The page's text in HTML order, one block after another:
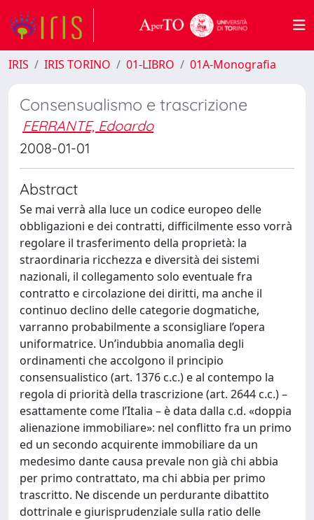
IRIS IRIS TORINO 01-LIBRO 01A-Monografia
Consensualismo e trascrizione
FERRANTE, Edoardo
2008-01-01
Abstract
Se mai verrà alla luce un codice europeo delle
obbligazioni e dei contratti, difficilmente esso vorrà
regolare il trasferimento della proprietà: la
straordinaria ricchezza e diversità dei sistemi
nazionali, il collegamento solo eventuale fra
contratto e circolazione dei diritti, ma anche il
continuo declino delle categorie dogmatiche,
varranno probabilmente a sconsigliare l’opera
uniformatrice. Un’indubbia anomalìa degli
ordinamenti che accolgono il principio
consensualistico (art. 1376 c.c.) e al contempo la
regola di priorità della trascrizione (art. 2644 c.c.) –
esattamente come l’Italia – è data dalla c.d. «doppia
alienazione immobiliare»: nel conflitto fra un primo
ed un secondo acquirente immobiliare da un
medesimo dante causa prevale non già chi abbia
per primo contrattato, ma chi abbia per primo
trascritto. Ne discende un perdurante dibattito
dottrinale e giurisprudenziale sulla ratio delle